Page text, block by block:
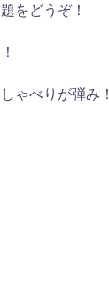
をどうぞ！
ゃべりが弾み！